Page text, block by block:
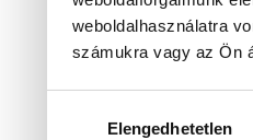
weboldalhasználatra
számukra vagy az Ön
kiválasztásaElengedhetetlen
Application error: a